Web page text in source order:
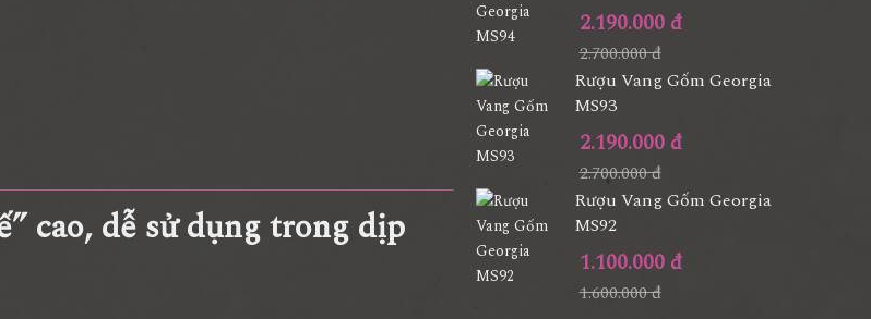
cao, dễ sử dụng trong dịp
2.190.000 đ
2.700.000 đ
Rượu Vang Gốm Georgia
MS93
2.190.000 đ
2.700.000 đ
Rượu Vang Gốm Georgia
MS92
1.100.000 đ
1.600.000 đ